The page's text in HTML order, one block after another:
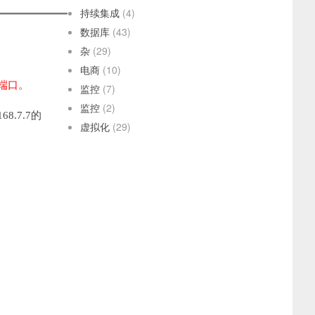
口。
的
持续集成 (4)
数据库 (43)
杂 (29)
电商 (10)
监控 (7)
监控 (2)
虚拟化 (29)